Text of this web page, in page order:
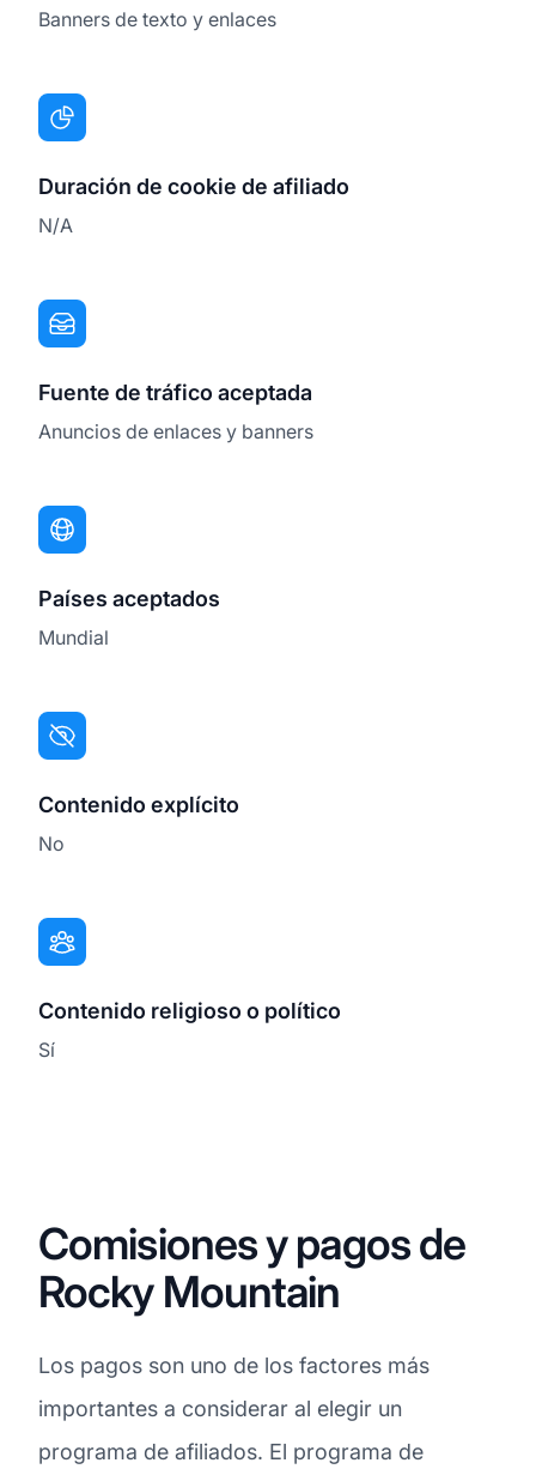
Banners de texto y enlaces
Duración de cookie de afiliado
N/A
Fuente de tráfico aceptada
Anuncios de enlaces y banners
Países aceptados
Mundial
Contenido explícito
No
Contenido religioso o político
Sí
Comisiones y pagos de
Rocky Mountain
Los pagos son uno de los factores más
importantes a considerar al elegir un
programa de afiliados. El programa de